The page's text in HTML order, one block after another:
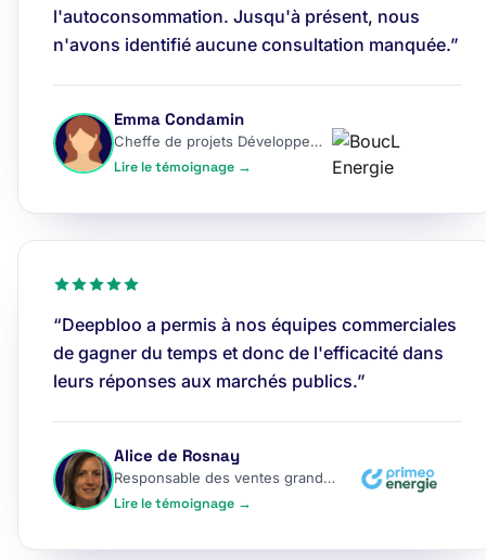
l'autoconsommation. Jusqu'à présent, nous
n'avons identifié aucune consultation manquée.”
Emma Condamin
Cheffe de projets Développement
Lire le témoignage →
“Deepbloo a permis à nos équipes commerciales
de gagner du temps et donc de l'efficacité dans
leurs réponses aux marchés publics.”
Alice de Rosnay
Responsable des ventes grands comptes
Lire le témoignage →